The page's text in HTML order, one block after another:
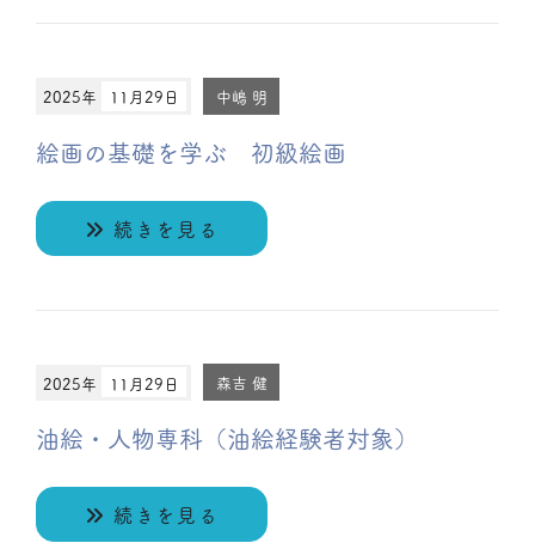
2025年 11月29日 中嶋 明
絵画の基礎を学ぶ 初級絵画
続きを見る
2025年 11月29日 森吉 健
油絵・人物専科（油絵経験者対象）
続きを見る